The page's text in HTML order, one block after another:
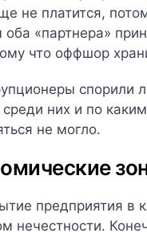
не платится,
«партнера»
что оффшор
спорили
них и по
не могло.
предприятия в
нечестности.